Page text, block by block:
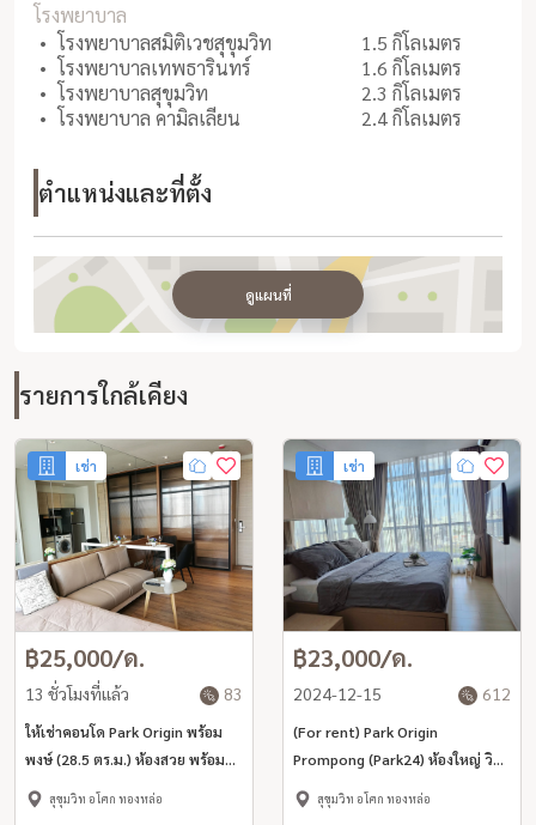
โรงพยาบาล
โรงพยาบาลสมิติเวชสุขุมวิท
1.5 กิโลเมตร
โรงพยาบาลเทพธารินทร์
1.6 กิโลเมตร
โรงพยาบาลสุขุมวิท
2.3 กิโลเมตร
โรงพยาบาล คามิลเลียน
2.4 กิโลเมตร
ตำแหน่งและที่ตั้ง
ดูแผนที่
รายการใกล้เคียง
เช่า
฿25,000/ด.
13 ชั่วโมงที่แล้ว 83
ให้เช่าคอนโด Park Origin พร้อม
พงษ์ (28.5 ตร.ม.) ห้องสวย พร้อมอยู่
ใจกลางสุขุมวิท
สุขุมวิท อโศก ทองหล่อ
เช่า
฿23,000/ด.
2024-12-15 612
(For rent) Park Origin
Prompong (Park24) ห้องใหญ่ วิวดี
เดินทางง่าย ใกล้ Emshere
สุขุมวิท อโศก ทองหล่อ